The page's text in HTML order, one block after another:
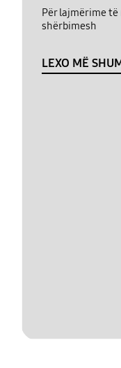
Për lajmërime
shërbimesh
LEXO MË